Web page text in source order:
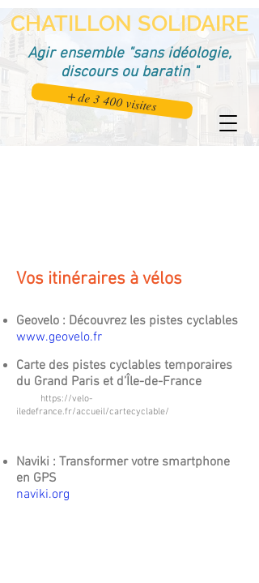
CHATILLON SOLIDAIRE
Agir ensemble "sans idéologie,
discours ou baratin "
+ de 3 400 visites
Vos itinéraires à vélos
Geovelo : Découvrez les pistes cyclables
www.geovelo.fr
Carte des pistes cyclables temporaires
du Grand Paris et d’Île-de-France
https://velo-
iledefrance.fr/accueil/cartecyclable/
Naviki : Transformer votre smartphone
en GPS
naviki.org